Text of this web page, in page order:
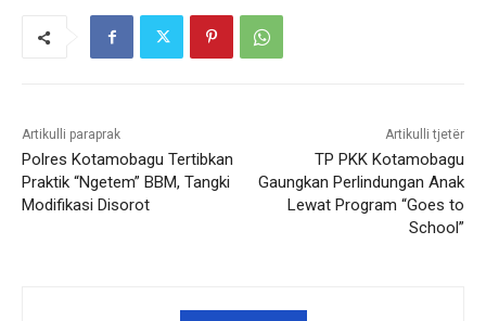
Artikulli paraprak
Polres Kotamobagu Tertibkan
Praktik “Ngetem” BBM, Tangki
Modifikasi Disorot
Artikulli tjetër
TP PKK Kotamobagu
Gaungkan Perlindungan Anak
Lewat Program “Goes to
School”